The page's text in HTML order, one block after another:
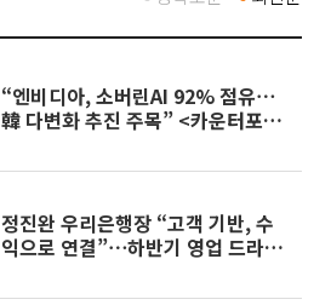
“엔비디아, 소버린AI 92% 점유⋯
韓 다변화 추진 주목” <카운터포인
정진완 우리은행장 “고객 기반, 수
익으로 연결”⋯하반기 영업 드라이